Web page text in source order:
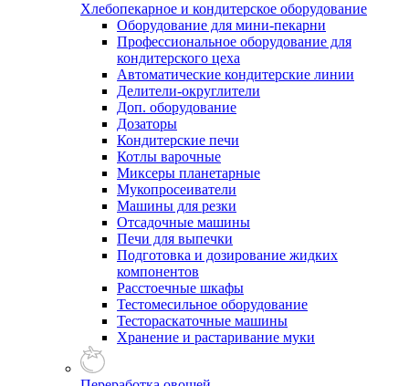
Хлебопекарное и кондитерское оборудование
Оборудование для мини-пекарни
Профессиональное оборудование для
кондитерского цеха
Автоматические кондитерские линии
Делители-округлители
Доп. оборудование
Дозаторы
Кондитерские печи
Котлы варочные
Миксеры планетарные
Мукопросеиватели
Машины для резки
Отсадочные машины
Печи для выпечки
Подготовка и дозирование жидких
компонентов
Расстоечные шкафы
Тестомесильное оборудование
Тестораскаточные машины
Хранение и растаривание муки